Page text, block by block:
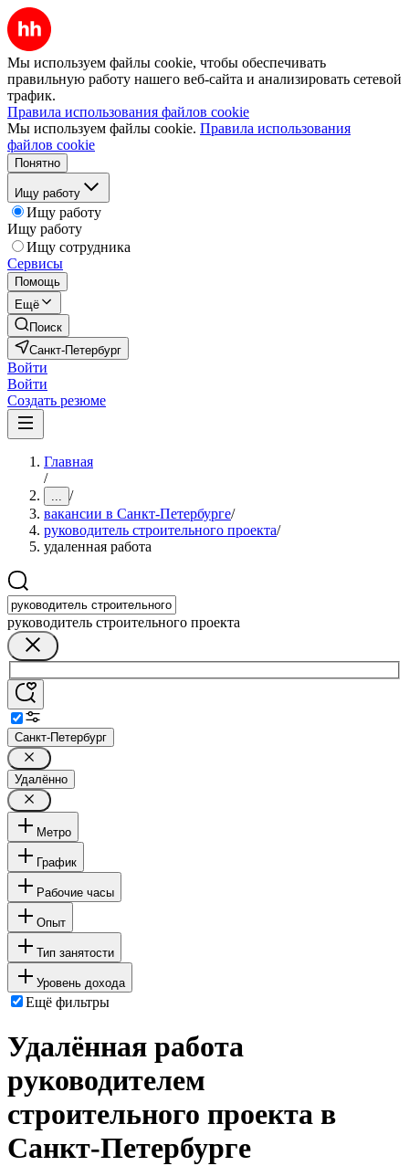
Мы используем файлы cookie, чтобы обеспечивать
правильную работу нашего веб-сайта и анализировать сетевой
трафик.
Правила использования файлов cookie
Мы используем файлы cookie. Правила использования
файлов cookie
Понятно
Ищу работу
Ищу работу
Ищу работу
Ищу сотрудника
Сервисы
Помощь
Ещё
Поиск
Санкт-Петербург
Войти
Войти
Создать резюме
Главная
/
... /
вакансии в Санкт-Петербурге/
руководитель строительного проекта/
удаленная работа
руководитель строительного проекта
Санкт-Петербург
Удалённо
Метро
График
Рабочие часы
Опыт
Тип занятости
Уровень дохода
Ещё фильтры
Удалённая работа
руководителем
строительного проекта в
Санкт-Петербурге